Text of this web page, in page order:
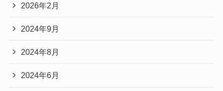
2026年2月
2024年9月
2024年8月
2024年6月